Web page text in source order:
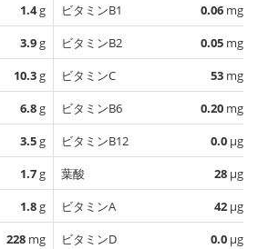
1.4g
3.9g
10.3g
6.8g
3.5g
1.7g
1.8g
228 mg
ビタミンB1
0.06 mg
ビタミンB2
0.05 mg
ビタミンC
53 mg
ビタミンB6
0.20 mg
ビタミンB12
0.0 µg
葉酸
28 µg
ビタミンA
42 µg
ビタミンD
0.0 µg